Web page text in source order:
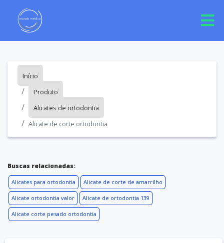
Início
Produto
Alicates de ortodontia
Alicate de corte ortodontia
Buscas relacionadas:
Alicates para ortodontia Alicate de corte de amarrilho
Alicate ortodontia valor Alicate de ortodontia 139
Alicate corte pesado ortodontia